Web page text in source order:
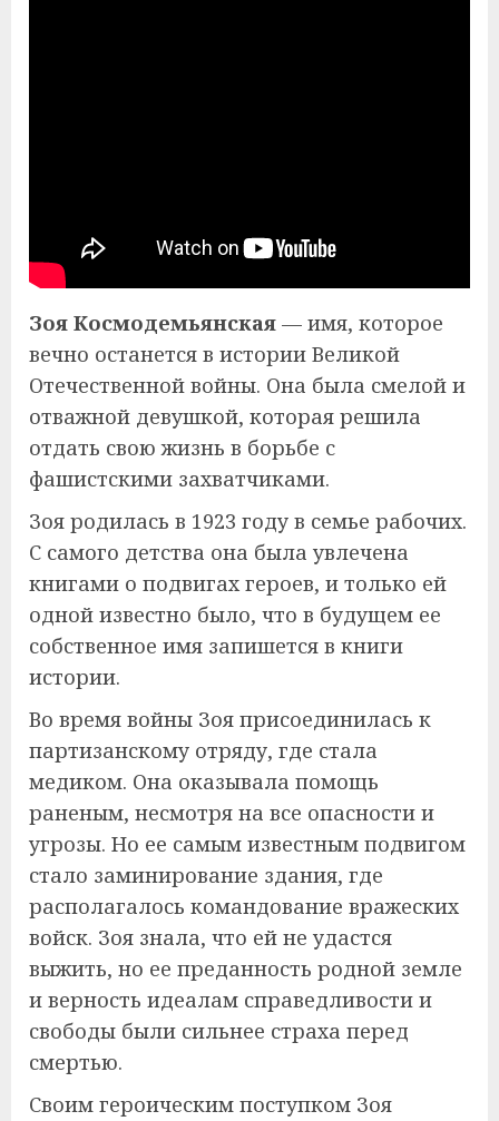
Зоя Космодемьянская — имя, которое
вечно останется в истории Великой
Отечественной войны. Она была смелой и
отважной девушкой, которая решила
отдать свою жизнь в борьбе с
фашистскими захватчиками.
Зоя родилась в 1923 году в семье рабочих.
С самого детства она была увлечена
книгами о подвигах героев, и только ей
одной известно было, что в будущем ее
собственное имя запишется в книги
истории.
Во время войны Зоя присоединилась к
партизанскому отряду, где стала
медиком. Она оказывала помощь
раненым, несмотря на все опасности и
угрозы. Но ее самым известным подвигом
стало заминирование здания, где
располагалось командование вражеских
войск. Зоя знала, что ей не удастся
выжить, но ее преданность родной земле
и верность идеалам справедливости и
свободы были сильнее страха перед
смертью.
Своим героическим поступком Зоя